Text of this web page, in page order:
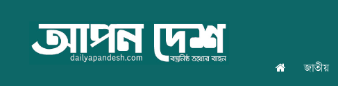
জাতীয়